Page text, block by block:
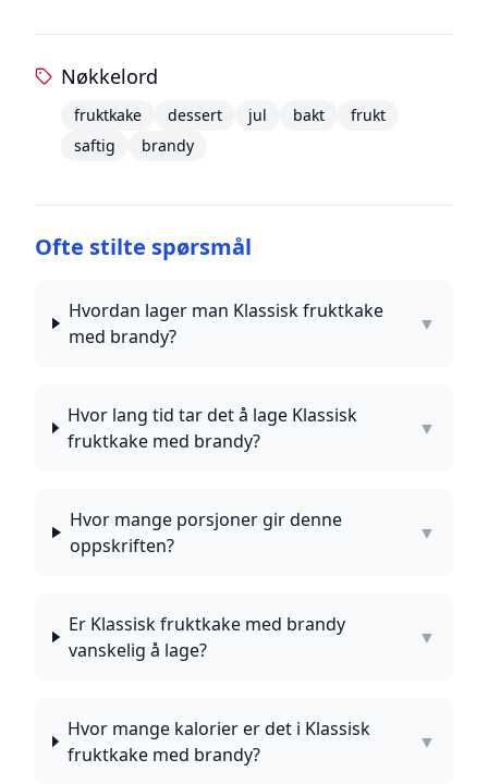
Nøkkelord
fruktkake dessert jul bakt
frukt
saftig
brandy
Ofte stilte spørsmål
Hvordan lager man Klassisk fruktkake
med brandy?
▼
Hvor lang tid tar det å lage Klassisk
fruktkake med brandy?
▼
Hvor mange porsjoner gir denne
oppskriften?
▼
Er Klassisk fruktkake med brandy
vanskelig å lage?
▼
Hvor mange kalorier er det i Klassisk
fruktkake med brandy?
▼